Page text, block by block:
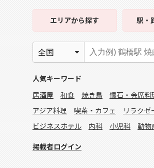
エリアから探す 駅・
人気キーワード
居酒屋
和食 焼き鳥 懐石・会席料
アジア料理
喫茶・カフェ リラクゼ
ビジネスホテル
内科 小児科 動物
掲載者ログイン